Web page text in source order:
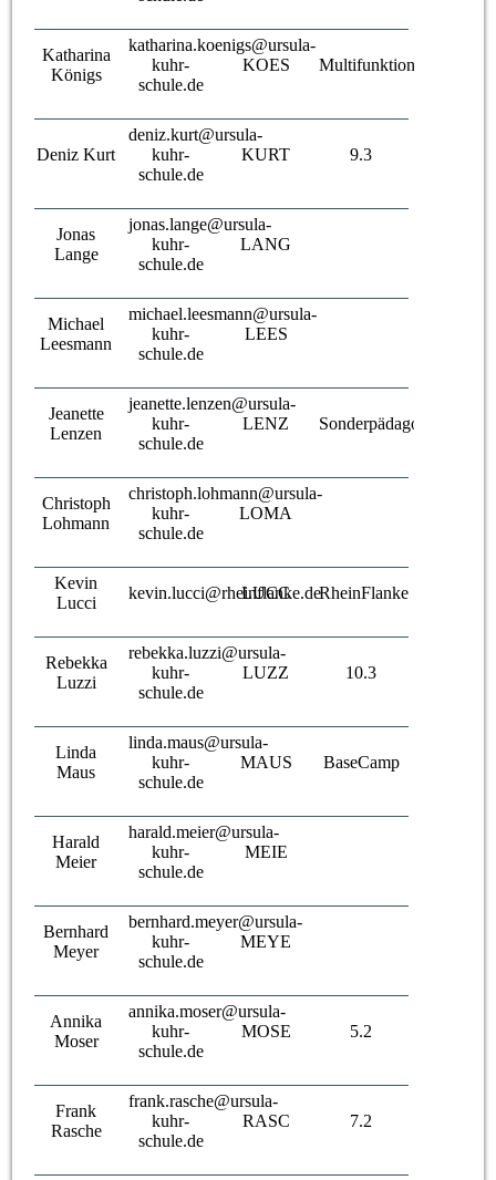
Katharina
Königs
katharina.koenigs@ursula-
kuhr-
schule.de
KOES Multifunktionskraft
Deniz Kurt
deniz.kurt@ursula-
kuhr-
schule.de
KURT 9.3
Jonas
Lange
jonas.lange@ursula-
kuhr-
schule.de
LANG
Michael
Leesmann
michael.leesmann@ursula-
kuhr-
schule.de
LEES
Jeanette
Lenzen
jeanette.lenzen@ursula-
kuhr-
schule.de
LENZ Sonderpädagogin
Christoph
Lohmann
christoph.lohmann@ursula-
kuhr-
schule.de
LOMA
Kevin
Lucci
kevin.lucci@rheinflanke.de
LUCC RheinFlanke
Rebekka
Luzzi
rebekka.luzzi@ursula-
kuhr-
schule.de
LUZZ 10.3
Linda
Maus
linda.maus@ursula-
kuhr-
schule.de
MAUS BaseCamp
Harald
Meier
harald.meier@ursula-
kuhr-
schule.de
MEIE
Bernhard
Meyer
bernhard.meyer@ursula-
kuhr-
schule.de
MEYE
Annika
Moser
annika.moser@ursula-
kuhr-
schule.de
MOSE 5.2
Frank
Rasche
frank.rasche@ursula-
kuhr-
schule.de
RASC 7.2